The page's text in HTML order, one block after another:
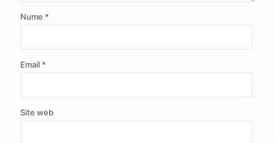
Nume *
Email *
Site web